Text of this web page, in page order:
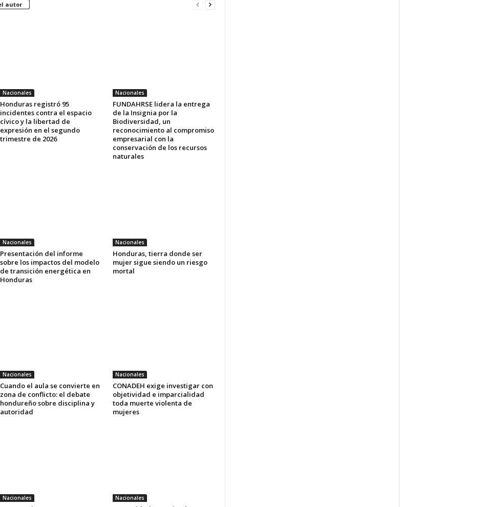
autor
Nacionales
Honduras registró 95
incidentes contra el espacio
cívico y la libertad de
expresión en el segundo
trimestre de 2026
Nacionales
FUNDAHRSE lidera la entrega
de la Insignia por la
Biodiversidad, un
reconocimiento al compromiso
empresarial con la
conservación de los recursos
naturales
Nacionales
Presentación del informe
sobre los impactos del modelo
de transición energética en
Honduras
Nacionales
Honduras, tierra donde ser
mujer sigue siendo un riesgo
mortal
Nacionales
Cuando el aula se convierte en
zona de conflicto: el debate
hondureño sobre disciplina y
autoridad
Nacionales
CONADEH exige investigar con
objetividad e imparcialidad
toda muerte violenta de
mujeres
Nacionales Nacionales